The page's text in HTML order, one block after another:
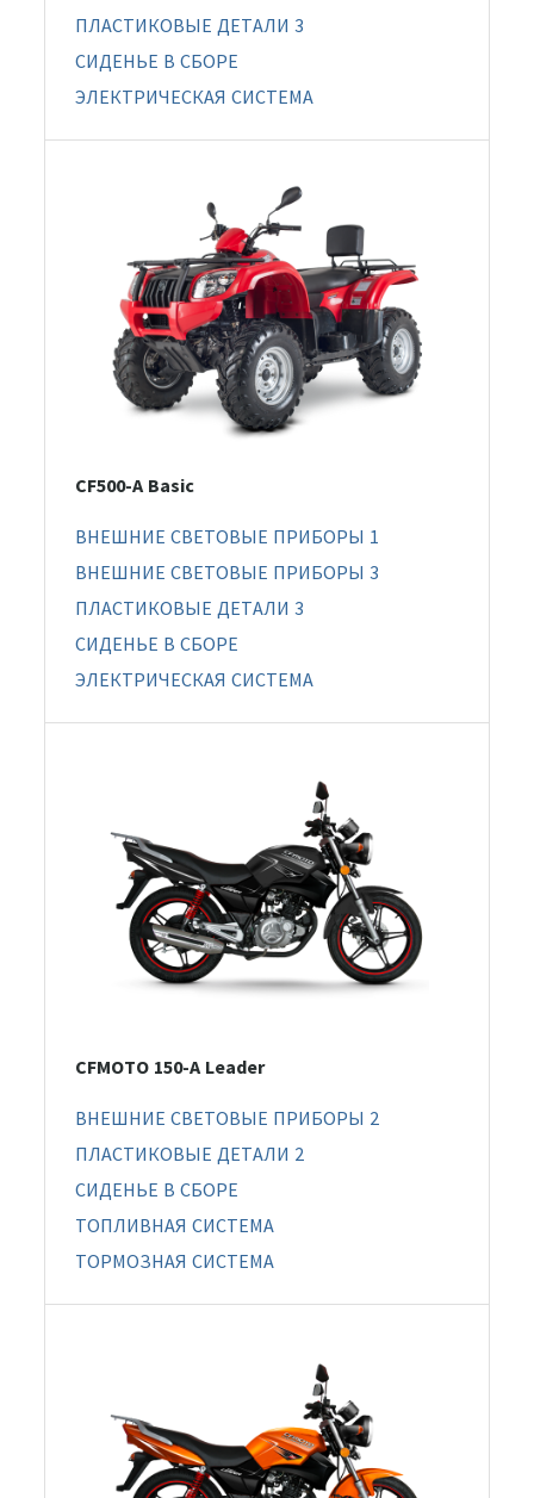
ПЛАСТИКОВЫЕ ДЕТАЛИ 3
СИДЕНЬЕ В СБОРЕ
ЭЛЕКТРИЧЕСКАЯ СИСТЕМА
CF500-A Basic
ВНЕШНИЕ СВЕТОВЫЕ ПРИБОРЫ 1
ВНЕШНИЕ СВЕТОВЫЕ ПРИБОРЫ 3
ПЛАСТИКОВЫЕ ДЕТАЛИ 3
СИДЕНЬЕ В СБОРЕ
ЭЛЕКТРИЧЕСКАЯ СИСТЕМА
CFMOTO 150-A Leader
ВНЕШНИЕ СВЕТОВЫЕ ПРИБОРЫ 2
ПЛАСТИКОВЫЕ ДЕТАЛИ 2
СИДЕНЬЕ В СБОРЕ
ТОПЛИВНАЯ СИСТЕМА
ТОРМОЗНАЯ СИСТЕМА